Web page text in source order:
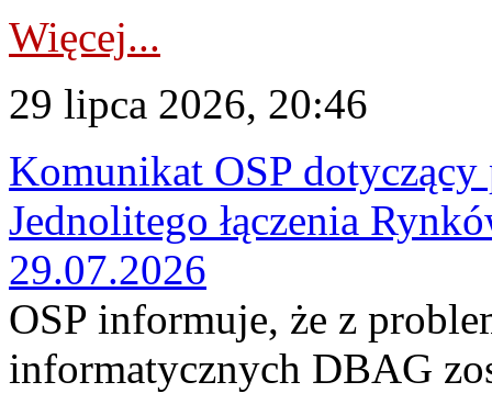
Więcej...
29 lipca 2026, 20:46
Komunikat OSP
Jednolitego łączenia
29.07.2026
OSP informuje, że z
informatycznych DBAG